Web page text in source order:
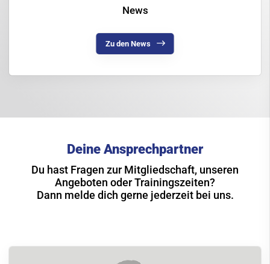
News
Zu den News
Deine Ansprechpartner
Du hast Fragen zur Mitgliedschaft, unseren
Angeboten oder Trainingszeiten?
Dann melde dich gerne jederzeit bei uns.